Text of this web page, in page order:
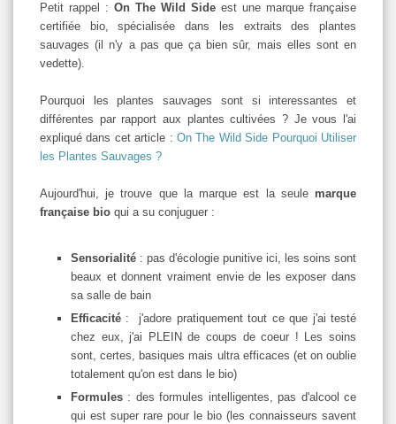
Petit rappel : On The Wild Side est une marque française
certifiée bio, spécialisée dans les extraits des plantes
sauvages (il n'y a pas que ça bien sûr, mais elles sont en
vedette).
Pourquoi les plantes sauvages sont si interessantes et
différentes par rapport aux plantes cultivées ? Je vous l'ai
expliqué dans cet article : On The Wild Side Pourquoi Utiliser
les Plantes Sauvages ?
Aujourd'hui, je trouve que la marque est la seule marque
française bio qui a su conjuguer :
Sensorialité : pas d'écologie punitive ici, les soins sont
beaux et donnent vraiment envie de les exposer dans
sa salle de bain
Efficacité : j'adore pratiquement tout ce que j'ai testé
chez eux, j'ai PLEIN de coups de coeur ! Les soins
sont, certes, basiques mais ultra efficaces (et on oublie
totalement qu'on est dans le bio)
Formules : des formules intelligentes, pas d'alcool ce
qui est super rare pour le bio (les connaisseurs savent